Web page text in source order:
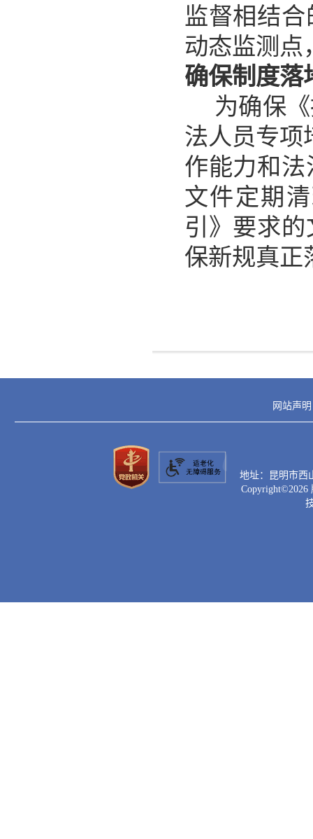
监督相结
动态监测点
确保制度落
为确保
法人员专项
作能力和
文件定期
引》要求
保新规真正
网站声明
地址：昆明市西
Copyright©2026